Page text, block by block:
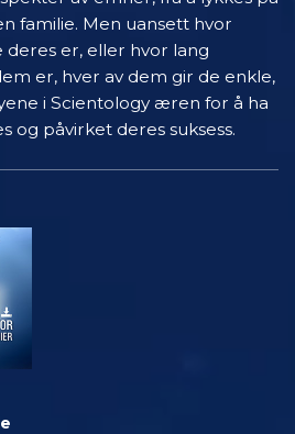
familie. Men uansett hvor
er, eller hvor lang
er, hver av dem gir de enkle,
i Scientology æren for å ha
og påvirket deres suksess.